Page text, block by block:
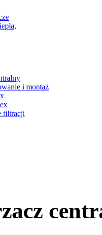
i montaż
filtracji